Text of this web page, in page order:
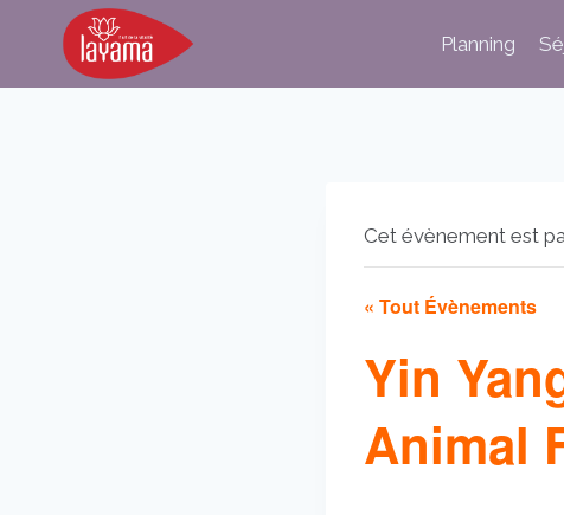
Planning
Cet évènement est
« Tout Évènements
Yin
Animal